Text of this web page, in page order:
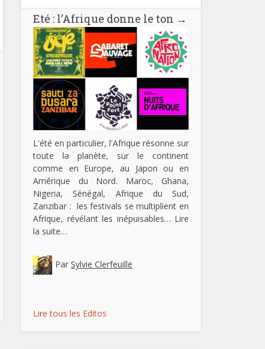
Eté : l’Afrique donne le ton →
L'été en particulier, l'Afrique résonne sur
toute la planète, sur le continent
comme en Europe, au Japon ou en
Amérique du Nord. Maroc, Ghana,
Nigeria, Sénégal, Afrique du Sud,
Zanzibar : les festivals se multiplient en
Afrique, révélant les inépuisables… Lire
la suite…
Par Sylvie Clerfeuille
Lire tous les Editos